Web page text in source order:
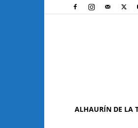
ALHAURÍN DE LA